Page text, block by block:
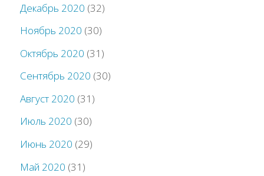
Декабрь 2020 (32)
Ноябрь 2020 (30)
Октябрь 2020 (31)
Сентябрь 2020 (30)
Август 2020 (31)
Июль 2020 (30)
Июнь 2020 (29)
Май 2020 (31)